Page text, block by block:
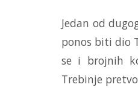
Jedan od
ponos biti dio
se i brojnih
Trebinje